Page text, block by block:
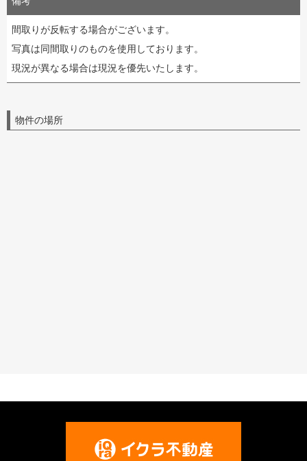
間取りが反転する場合がございます。
写真は同間取りのものを使用しております。
現況が異なる場合は現況を優先いたします。
物件の場所